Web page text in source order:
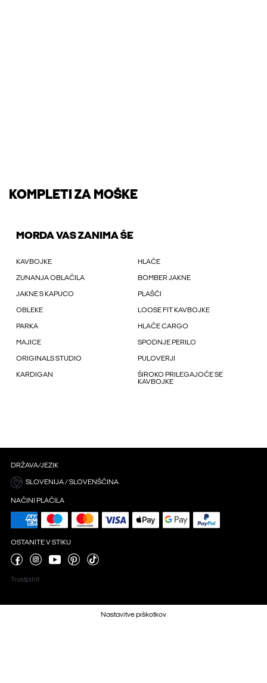
KOMPLETI ZA MOŠKE
MORDA VAS ZANIMA ŠE
KAVBOJKE HLAČE
ZUNANJA OBLAČILA BOMBER JAKNE
JAKNE S KAPUCO PLAŠČI
OBLEKE LOOSE FIT KAVBOJKE
PARKA HLAČE CARGO
MAJICE SPODNJE PERILO
ORIGINALS STUDIO PULOVERJI
KARDIGAN
ŠIROKO PRILEGAJOČE SE
KAVBOJKE
DRŽAVA/JEZIK
SLOVENIJA / SLOVENŠČINA
NAČINI PLAČILA
OSTANITE V STIKU
Trustpilot
Nastavitve piškotkov